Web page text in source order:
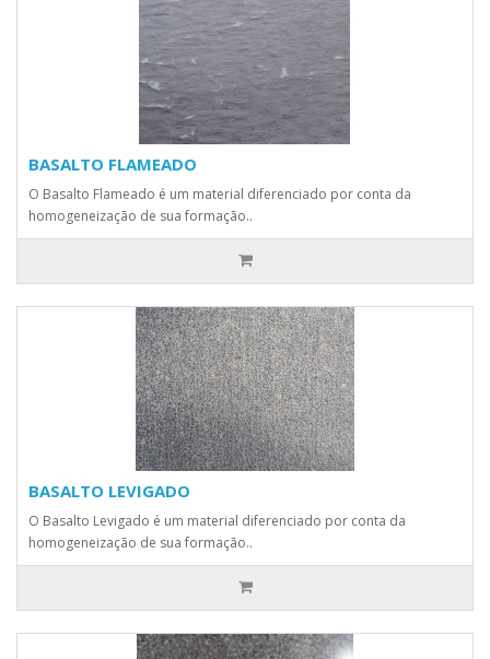
BASALTO FLAMEADO
O Basalto Flameado é um material diferenciado por conta da
homogeneização de sua formação..
BASALTO LEVIGADO
O Basalto Levigado é um material diferenciado por conta da
homogeneização de sua formação..